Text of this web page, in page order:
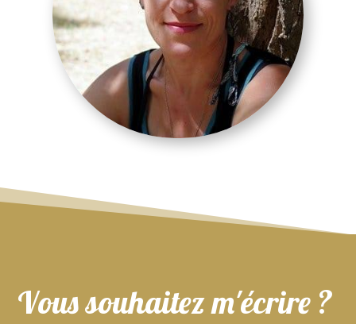
Vous souhaitez m'écrire ?